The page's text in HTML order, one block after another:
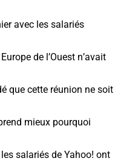
avec les salariés
de l’Ouest n’avait
que cette réunion ne soit
mieux pourquoi
salariés de Yahoo! ont